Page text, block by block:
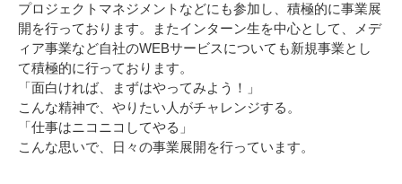
プロジェクトマネジメントなどにも参加し、積極的に事業展
開を行っております。またインターン生を中心として、メデ
ィア事業など自社のWEBサービスについても新規事業とし
て積極的に行っております。
「面白ければ、まずはやってみよう！」
こんな精神で、やりたい人がチャレンジする。
「仕事はニコニコしてやる」
こんな思いで、日々の事業展開を行っています。